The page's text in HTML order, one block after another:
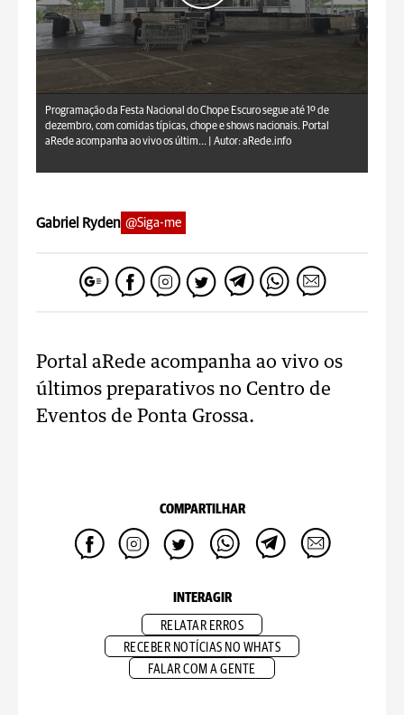
Programação da Festa Nacional do Chope Escuro segue até 1º de
dezembro, com comidas típicas, chope e shows nacionais. Portal
aRede acompanha ao vivo os últim... |
Autor: aRede.info
Gabriel Ryden @Siga-me
Portal aRede acompanha ao vivo os
últimos preparativos no Centro de
Eventos de Ponta Grossa.
COMPARTILHAR
INTERAGIR
RELATAR ERROS
RECEBER NOTÍCIAS NO WHATS
FALAR COM A GENTE